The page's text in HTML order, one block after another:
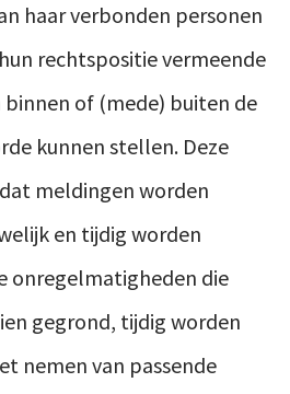
privacy
Contact
haar verbonden personen
rechtspositie vermeende
of (mede) buiten de
kunnen stellen. Deze
meldingen worden
en tijdig worden
onregelmatigheden die
gegrond, tijdig worden
nemen van passende